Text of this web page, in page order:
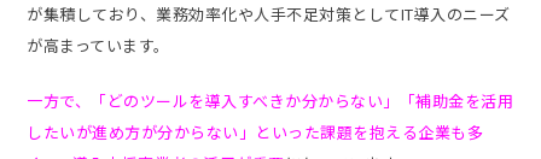
が集積しており、業務効率化や人手不足対策としてIT導入のニーズ
が高まっています。
一方で、「どのツールを導入すべきか分からない」「補助金を活用
したいが進め方が分からない」といった課題を抱える企業も多